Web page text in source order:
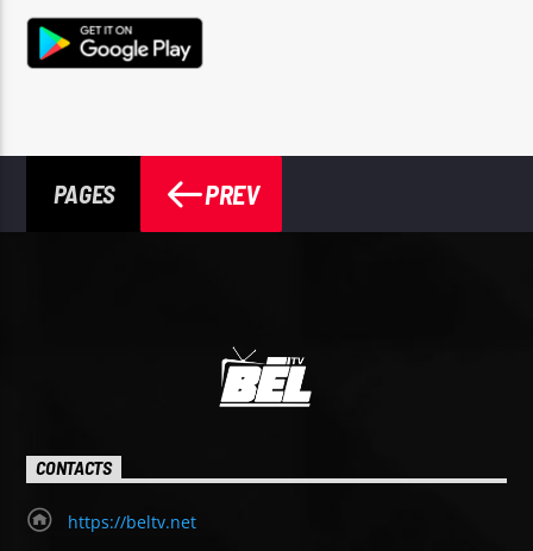
PAGES PREV
CONTACTS
https://beltv.net